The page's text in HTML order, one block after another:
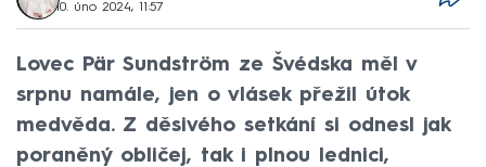
10. úno 2024, 11:57
Lovec Pär Sundström ze Švédska měl v
srpnu namále, jen o vlásek přežil útok
medvěda. Z děsivého setkání si odnesl jak
poraněný obličej, tak i plnou lednici,